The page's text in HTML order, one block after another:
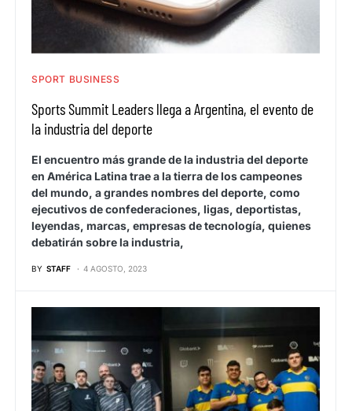
SPORT BUSINESS
Sports Summit Leaders llega a Argentina, el evento de
la industria del deporte
El encuentro más grande de la industria del deporte
en América Latina trae a la tierra de los campeones
del mundo, a grandes nombres del deporte, como
ejecutivos de confederaciones, ligas, deportistas,
leyendas, marcas, empresas de tecnología, quienes
debatirán sobre la industria,
BY STAFF 4 AGOSTO, 2023